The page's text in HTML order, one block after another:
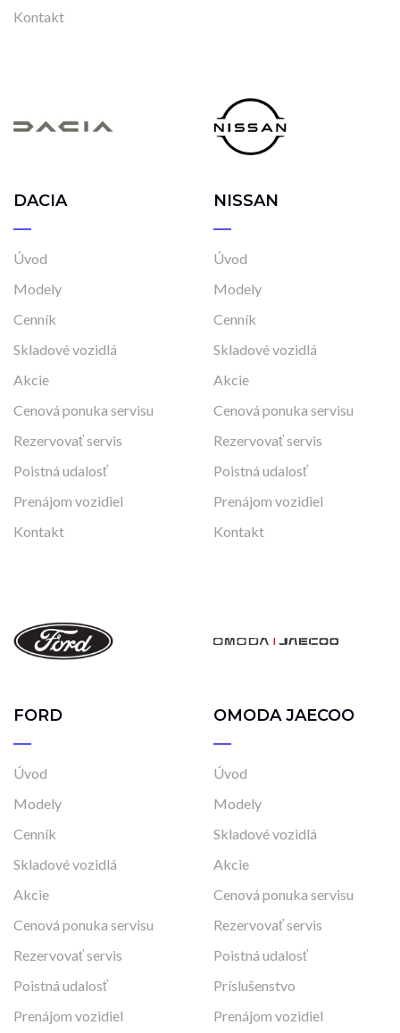
Kontakt
DACIA
Úvod
Modely
Cenník
Skladové vozidlá
Akcie
Cenová ponuka servisu
Rezervovať servis
Poistná udalosť
Prenájom vozidiel
Kontakt
NISSAN
Úvod
Modely
Cenník
Skladové vozidlá
Akcie
Cenová ponuka servisu
Rezervovať servis
Poistná udalosť
Prenájom vozidiel
Kontakt
FORD
Úvod
Modely
Cenník
Skladové vozidlá
Akcie
Cenová ponuka servisu
Rezervovať servis
Poistná udalosť
Prenájom vozidiel
OMODA JAECOO
Úvod
Modely
Skladové vozidlá
Akcie
Cenová ponuka servisu
Rezervovať servis
Poistná udalosť
Príslušenstvo
Prenájom vozidiel